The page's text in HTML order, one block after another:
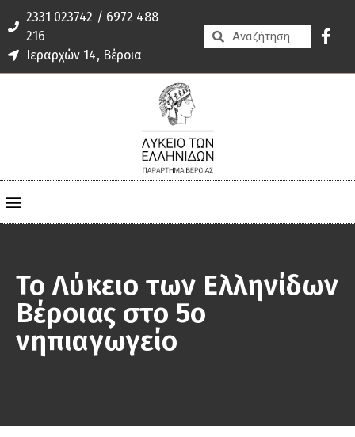
2331 023742 / 6972 488
216
Ιεραρχών 14, Βέροια
Το Λύκειο των Ελληνίδων
Βέροιας στο 5ο
νηπιαγωγείο